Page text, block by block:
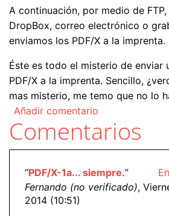
A continuación, por medio de
DropBox, correo electrónico o
enviamos los PDF/X a la imprenta.
Éste es todo el misterio de enviar
PDF/X a la imprenta. Sencillo,
mas misterio, me temo que no lo
Añadir comentario
Comentarios
“PDF/X-1a... siempre.”
Fernando (no verificado),
2014 (10:51)